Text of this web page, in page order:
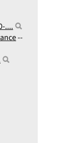
....
--